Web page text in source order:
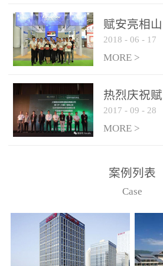
现火焰的跟踪和识别。能
更早的进行预警，达到早
报早防的效果。 系统构
成示意图： 图像型火灾
和监控端两大部分组成。
两者之间通过以太网相
联，一台监控主机最多可
从监控主机上获取，最多
只能接6台，超过的需从现
赋安亮相
慧消防新荣
2018 - 06 - 17
MORE >
热烈庆祝
联合采购战
2017 - 09 - 28
MORE >
案例列表
Case